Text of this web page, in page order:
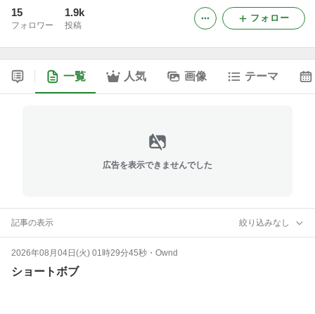
15
フォロワー
1.9k
投稿
フォロー
一覧 人気 画像 テーマ
広告を表示できませんでした
記事の表示 絞り込みなし
2026年08月04日(火) 01時29分45秒 ・ Ownd
ショートボブ